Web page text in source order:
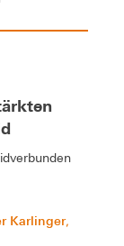
Karlinger,